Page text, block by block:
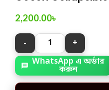
2,200.00৳
WhatsApp এ অর্ডার
করুন